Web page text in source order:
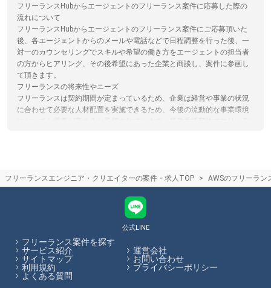
フリーランスHubからエージェントのフリーランス案件に応募した際の
流れについて
フリーランスHubからエージェントのフリーランス案件にご応募頂いた
後、各エージェントからのメールや電話などで日程調整を行った後、一
対一のカウンセリングでスキルや希望の働き方をエージェントの担当者
の方からヒアリング、その後希望にあった企業と商談し、案件に参画し
て頂きます。
フリーランスの将来性やニーズ
フリーランスは契約期間が定まっているため、企業は経営や事業の状況
に合わせて必要な人材配置を実施できるため、今後の流動的な事業環境
やクリエイターの方と、フリーランス人材を活用したい企業のマッチン
仲介手数料やエージェントで受けられるサービスは各エージェントで異
なります。フリーランスHubでは各エージェントのサービス内容の比較
をサイト内で行うことができます。
フリーランスHubはお客様のフリーランス案件探しを最大限サポートし
ていきます。
フリーランスエンジニア・クリエイターの案件・求人TOP AWSのフリーラン
公式LINE
フリーランス案件を探す
サービス紹介
運営会社
サイトマップ
お問い合わせ
利用規約
プライバシーポリシー
よくある質問